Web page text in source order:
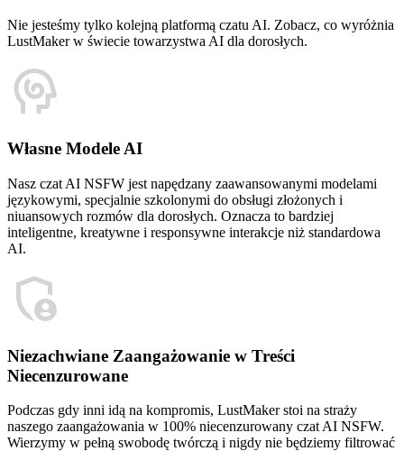
Nie jesteśmy tylko kolejną platformą czatu AI. Zobacz, co wyróżnia
LustMaker w świecie towarzystwa AI dla dorosłych.
Własne Modele AI
Nasz czat AI NSFW jest napędzany zaawansowanymi modelami
językowymi, specjalnie szkolonymi do obsługi złożonych i
niuansowych rozmów dla dorosłych. Oznacza to bardziej
inteligentne, kreatywne i responsywne interakcje niż standardowa
AI.
Niezachwiane Zaangażowanie w Treści
Niecenzurowane
Podczas gdy inni idą na kompromis, LustMaker stoi na straży
naszego zaangażowania w 100% niecenzurowany czat AI NSFW.
Wierzymy w pełną swobodę twórczą i nigdy nie będziemy filtrować